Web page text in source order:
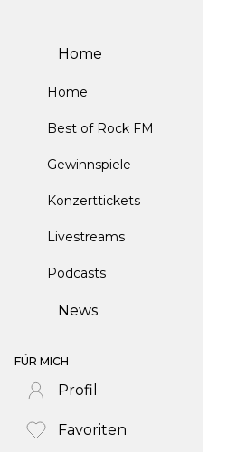
Home
Home
Best of Rock FM
Gewinnspiele
Konzerttickets
Livestreams
Podcasts
News
FÜR MICH
Profil
Favoriten